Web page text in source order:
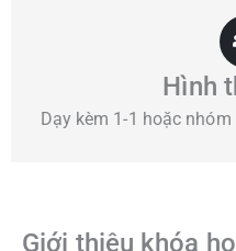
Hình
Dạy kèm 1-1 hoặc
Giới thiệu khóa